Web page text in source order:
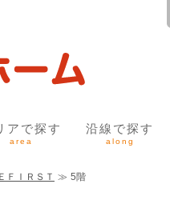
アで探す
area
沿線で探す
along
ＦＩＲＳＴ ≫ 5階